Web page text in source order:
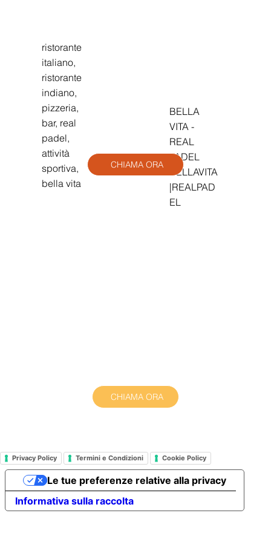
ristorante
italiano,
ristorante
indiano,
pizzeria,
bar, real
padel,
attività
sportiva,
bella vita
BELLA
VITA -
REAL
PADEL
BELLAVITA
|REALPAD
EL
CHIAMA ORA
CHIAMA ORA
Privacy Policy Termini e Condizioni Cookie Policy
Informativa sulla raccolta
Le tue preferenze relative alla privacy